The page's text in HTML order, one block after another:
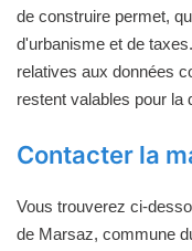
de construire permet,
d'urbanisme et de
relatives aux données
restent valables pour la
Contacter la
Vous trouverez ci-
de Marsaz, commune